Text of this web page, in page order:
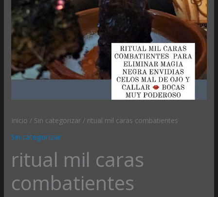
Inicio / Sin categorizar / ritual mil caras combatientes
Sin categorizar
ritual mil caras
combatientes